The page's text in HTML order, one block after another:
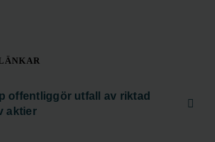
offentliggör utfall av riktad
aktier